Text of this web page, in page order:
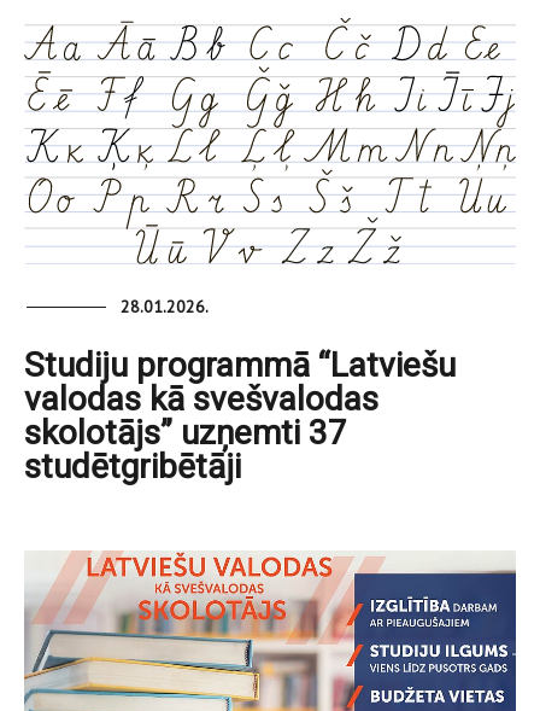
28.01.2026.
Studiju programmā “Latviešu
valodas kā svešvalodas
skolotājs” uzņemti 37
studētgribētāji